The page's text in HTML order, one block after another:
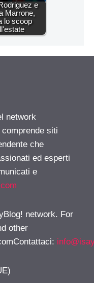
e
Marrone,
lo scoop
network
siti
che
ed esperti
e
network. For
other
: